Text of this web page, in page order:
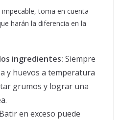
toma en cuenta
harán la diferencia en la
ingredientes: Siempre
y huevos a temperatura
grumos y lograr una
Batir en exceso puede